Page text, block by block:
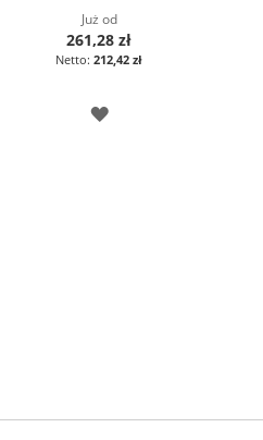
103 00A
Już od
261,28 zł
212,42 zł
DODAJ